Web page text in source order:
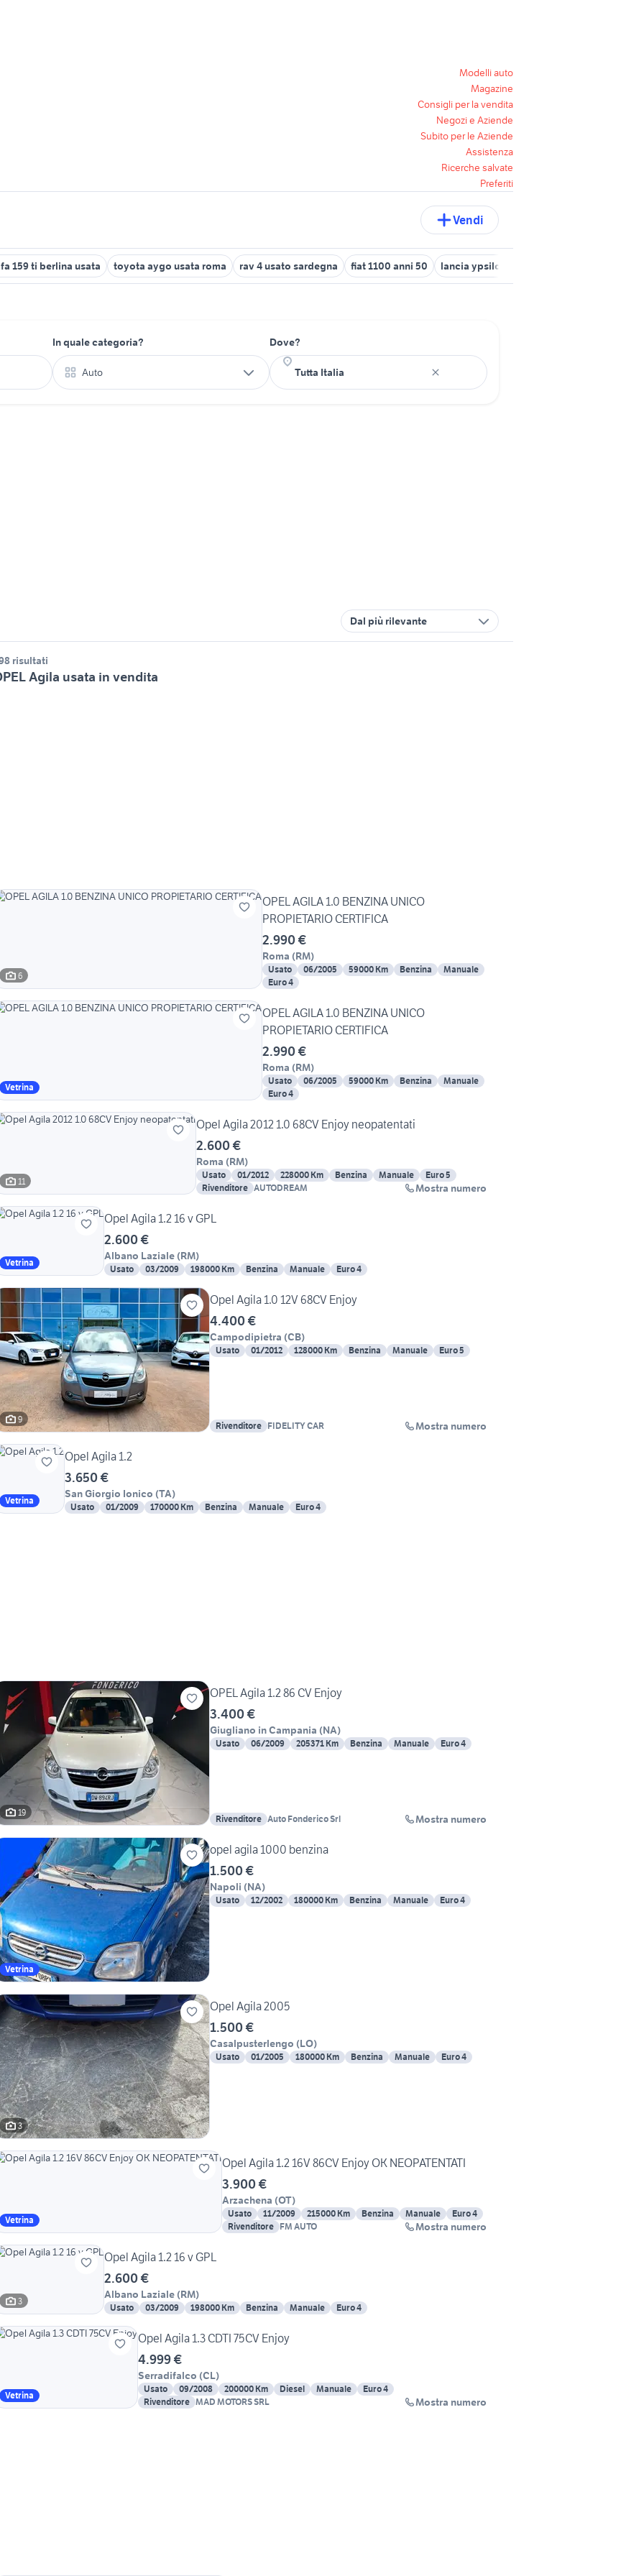
Modelli auto
Magazine
Consigli per la vendita
Negozi e Aziende
Subito per le Aziende
Assistenza
Ricerche salvate
Preferiti
Vendi
159 ti berlina usata toyota aygo usata roma rav 4 usato sardegna fiat 1100 anni 50 lancia ypsilon 1.2
In quale categoria?
Auto
Dove?
Dal più rilevante
risultati
Agila usata in vendita
6
OPEL AGILA 1.0 BENZINA UNICO
PROPIETARIO CERTIFICA
2.990 €
Roma (RM)
Usato 06/2005 59000 Km Benzina
Manuale
Euro 4
Vetrina
OPEL AGILA 1.0 BENZINA UNICO
PROPIETARIO CERTIFICA
2.990 €
Roma (RM)
Usato 06/2005 59000 Km Benzina
Manuale
Euro 4
11
Opel Agila 2012 1.0 68CV Enjoy neopatentati
2.600 €
Roma (RM)
Usato 01/2012 228000 Km Benzina Manuale
Euro 5
Rivenditore AUTODREAM Mostra numero
Vetrina
Opel Agila 1.2 16 v GPL
2.600 €
Albano Laziale (RM)
Usato 03/2009 198000 Km Benzina Manuale Euro 4
9
Opel Agila 1.0 12V 68CV Enjoy
4.400 €
Campodipietra (CB)
Usato 01/2012 128000 Km Benzina Manuale Euro 5
Rivenditore FIDELITY CAR Mostra numero
Vetrina
Opel Agila 1.2
3.650 €
San Giorgio Ionico (TA)
Usato 01/2009 170000 Km Benzina Manuale Euro 4
19
OPEL Agila 1.2 86 CV Enjoy
3.400 €
Giugliano in Campania (NA)
Usato 06/2009 205371 Km Benzina Manuale Euro 4
Rivenditore Auto Fonderico Srl Mostra numero
Vetrina
opel agila 1000 benzina
1.500 €
Napoli (NA)
Usato 12/2002 180000 Km Benzina Manuale Euro 4
3
Opel Agila 2005
1.500 €
Casalpusterlengo (LO)
Usato 01/2005 180000 Km Benzina Manuale Euro 4
Vetrina
Opel Agila 1.2 16V 86CV Enjoy OK NEOPATENTATI
3.900 €
Arzachena (OT)
Usato 11/2009 215000 Km Benzina Manuale
Euro 4
Rivenditore FM AUTO Mostra numero
3
Opel Agila 1.2 16 v GPL
2.600 €
Albano Laziale (RM)
Usato 03/2009 198000 Km Benzina Manuale Euro 4
Vetrina
Opel Agila 1.3 CDTI 75CV Enjoy
4.999 €
Serradifalco (CL)
Usato 09/2008 200000 Km Diesel Manuale
Euro 4
Rivenditore MAD MOTORS SRL Mostra numero